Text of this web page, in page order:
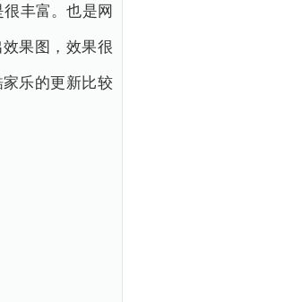
丰富。也是网
果图，效果很
乐的更新比较